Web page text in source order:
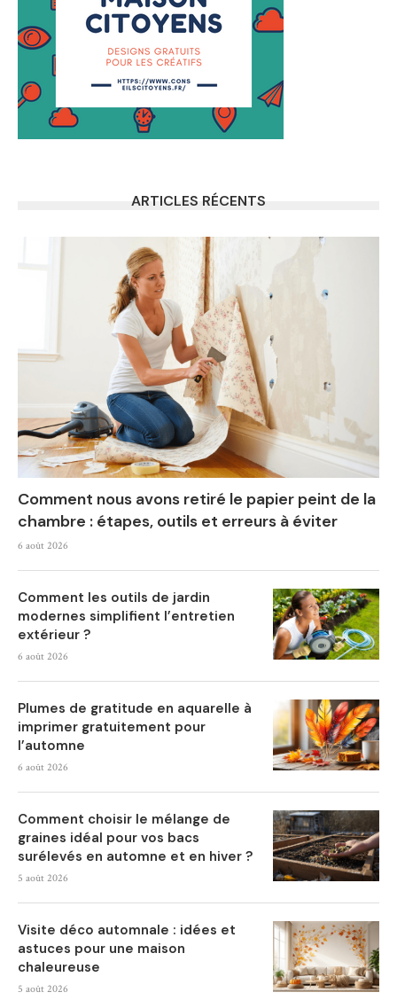
ARTICLES RÉCENTS
Comment nous avons retiré le papier peint de la
chambre : étapes, outils et erreurs à éviter
6 août 2026
Comment les outils de jardin
modernes simplifient l’entretien
extérieur ?
6 août 2026
Plumes de gratitude en aquarelle à
imprimer gratuitement pour
l’automne
6 août 2026
Comment choisir le mélange de
graines idéal pour vos bacs
surélevés en automne et en hiver ?
5 août 2026
Visite déco automnale : idées et
astuces pour une maison
chaleureuse
5 août 2026